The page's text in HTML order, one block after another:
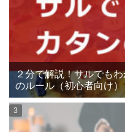
２分で解説！サルでも
のルール（初心者向け）